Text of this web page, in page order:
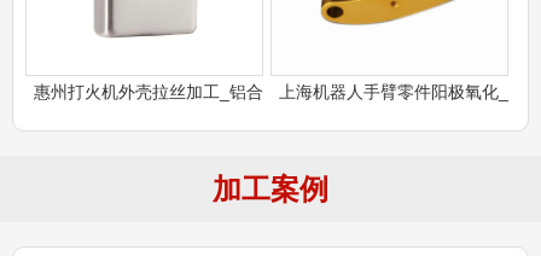
惠州打火机外壳拉丝加工_铝合 上海机器人手臂零件阳极氧化_
加工案例